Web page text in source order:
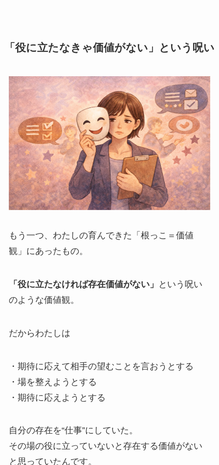
「役に立たなきゃ価値がない」という呪い
もう一つ、わたしの育んできた「根っこ＝価値
観」にあったもの。
「役に立たなければ存在価値がない」
という呪い
のような価値観。
だからわたしは
・期待に応えて相手の望むことを言おうとする
・場を整えようとする
・期待に応えようとする
自分の存在を“仕事”にしていた。
その場の役に立っていないと存在する価値がない
と思っていたんです。